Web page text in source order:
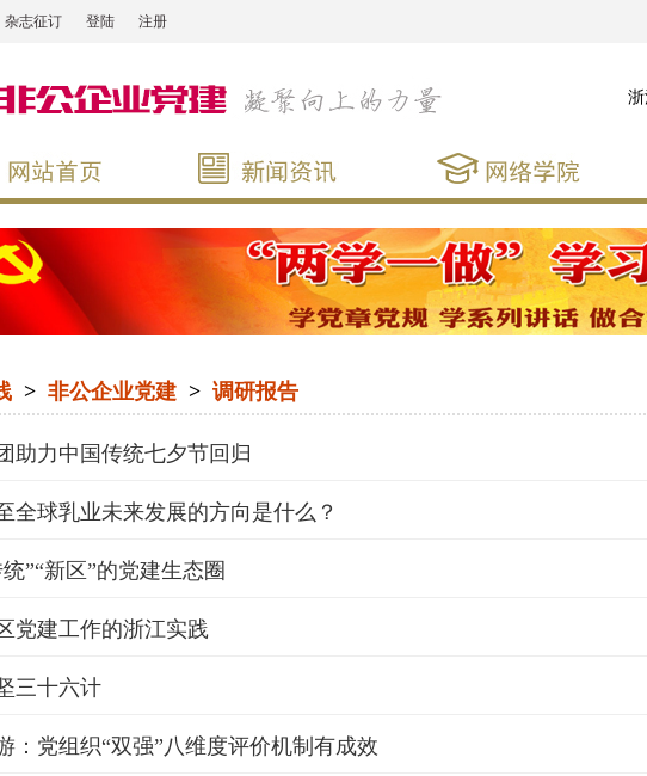
杂志征订 登陆 注册
> 非公企业党建 > 调研报告
助力中国传统七夕节回归
全球乳业未来发展的方向是什么？
”“新区”的党建生态圈
党建工作的浙江实践
三十六计
：党组织“双强”八维度评价机制有成效
2017年第4